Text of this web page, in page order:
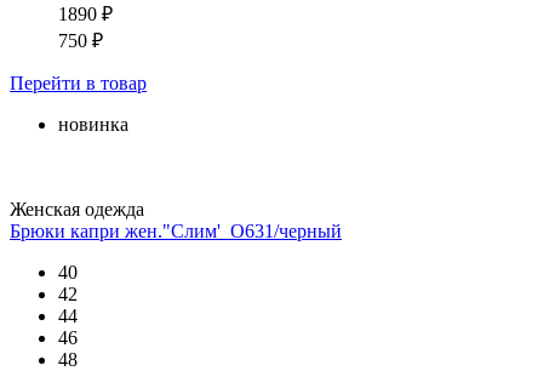
1890 ₽
750 ₽
Перейти в товар
новинка
Женская одежда
Брюки капри жен."Слим'_О631/черный
40
42
44
46
48